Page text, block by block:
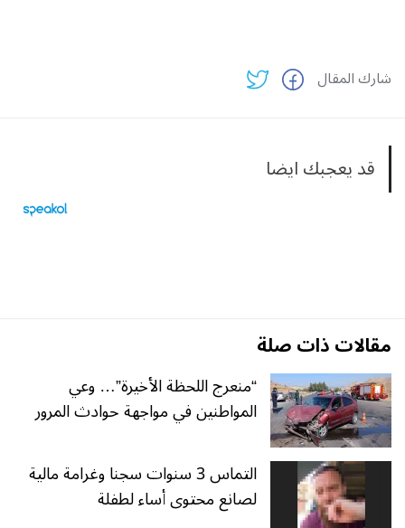
شارك المقال
قد يعجبك ايضا
مقالات ذات صلة
“منعرج اللحظة الأخيرة”… وعي
المواطنين في مواجهة حوادث المرور
التماس 3 سنوات سجنا وغرامة مالية
لصانع محتوى أساء لطفلة